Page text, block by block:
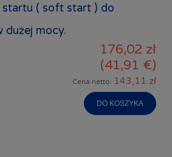
startu ( soft start ) do
mocy.
176,02 zł
(41,91 €)
Cena netto: 143,11 zł
DO KOSZYKA